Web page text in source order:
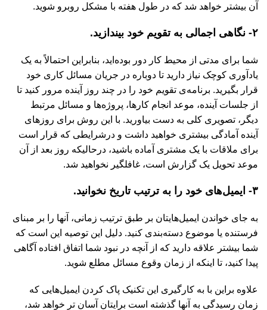
آن بیشتر خواهد شد که در طول هفته با مشکل روبرو شوید.
۲- نگاهی اجمالی به تقویم خود بیندازید.
شما برای مدتی از محیط کار دور بوده‌اید، بنابراین احتمالاً به یک
یادآوری کوچک نیاز دارید تا دوباره در جریان مسائل کاری خود
قرار بگیرید. برنامه‌ی تقویم خود را در چند روز آینده مرور کنید تا
از جلسات آینده، موعد انجام کارها، پروژه‌ها و مسائل مرتبط
دیگر، تصویری کلی به دست بیاورید. با این روش برای روزهای
آینده آمادگی بیشتری خواهید داشت و درشرایطی که قرار است
برای ملاقات با یک مشتری آماده باشید، درحالیکه روز بعد از آن
موعد تحویل یک گزارش است، غافلگیر نخواهید شد.
۳- ایمیل‌های خود را به ترتیب تاریخ نخوانید.
به جای خواندن ایمیل‌هایتان بر طبق ترتیب زمانی، آنها را بر مبنای
فرستنده یا موضوع دسته‌بندی کنید. دلیل این توصیه این است که
شما بیشتر علاقه دارید که از آنچه در نبود شما اتفاق افتاده آگاهی
پیدا کنید، تا اینکه از زمان وقوع مسائل مطلع شوید.
علاوه بر‌این با به کارگیری این تکنیک پاک کردن ایمیل‌هایی که
زمان رسیدگی به آنها گذشته است برایتان آسان تر خواهد شد،